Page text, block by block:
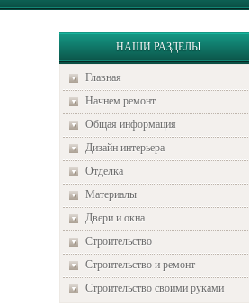
НАШИ РАЗДЕЛЫ
Главная
Начнем ремонт
Общая информация
Дизайн интерьера
Отделка
Материалы
Двери и окна
Строительство
Строительство и ремонт
Строительство своими руками